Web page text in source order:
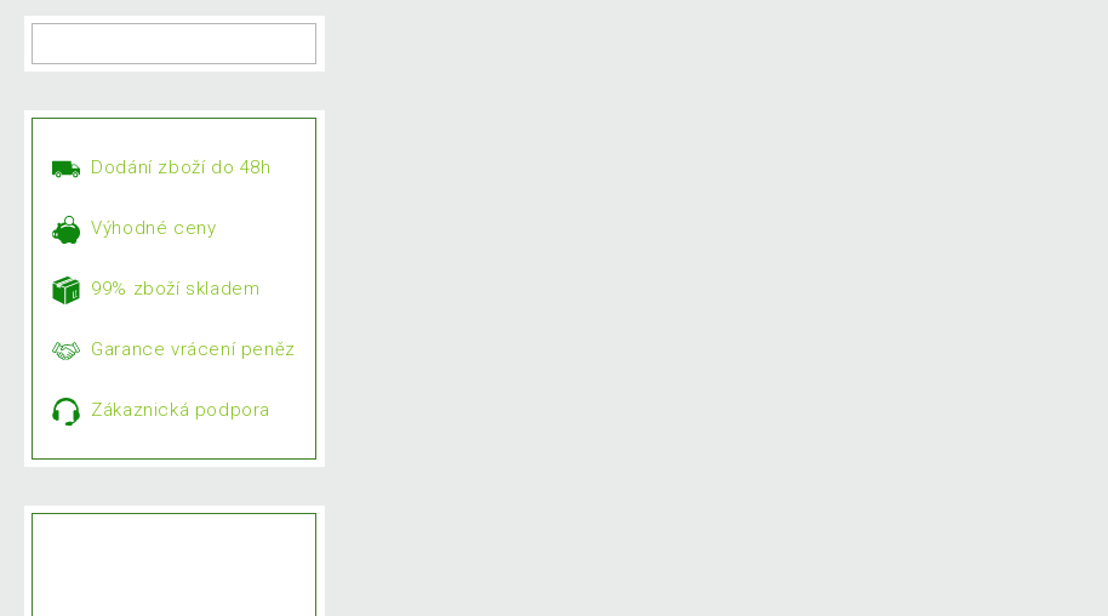
Dodání zboží do 48h
Výhodné ceny
99% zboží skladem
Garance vrácení peněz
Zákaznická podpora